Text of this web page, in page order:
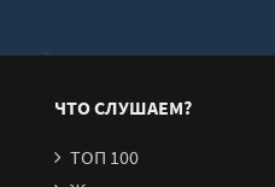
26
27
ЧТО СЛУШАЕМ?
ТОП 100